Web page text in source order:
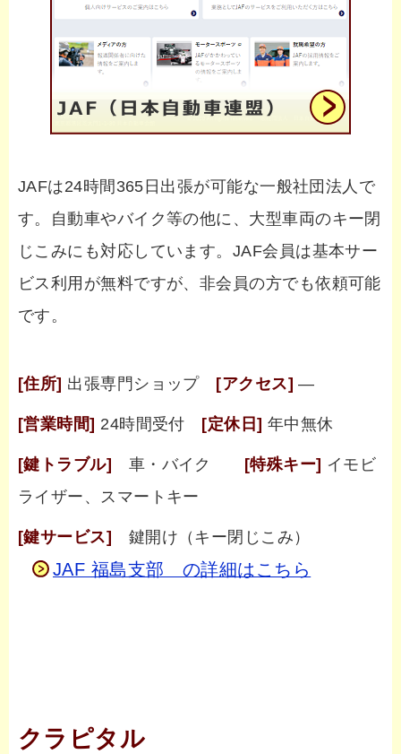
JAFは24時間365日出張が可能な一般社団法人で
す。自動車やバイク等の他に、大型車両のキー閉
じこみにも対応しています。JAF会員は基本サー
ビス利用が無料ですが、非会員の方でも依頼可能
です。
[住所] 出張専門ショップ [アクセス] ―
[営業時間] 24時間受付 [定休日] 年中無休
[鍵トラブル] 車・バイク [特殊キー] イモビ
ライザー、スマートキー
[鍵サービス] 鍵開け（キー閉じこみ）
JAF 福島支部 の詳細はこちら
クラピタル